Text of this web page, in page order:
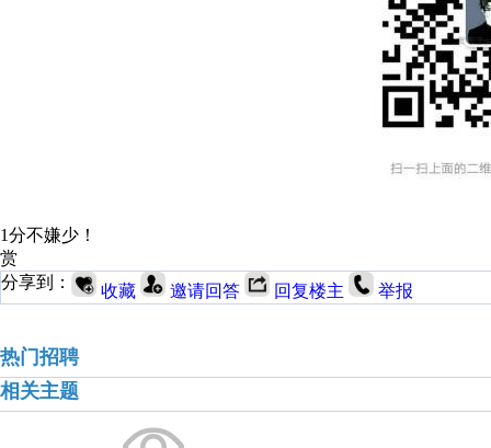
1分不嫌少！
赏
分享到：
收藏 邀请回答 回复楼主 举报
热门招聘
相关主题